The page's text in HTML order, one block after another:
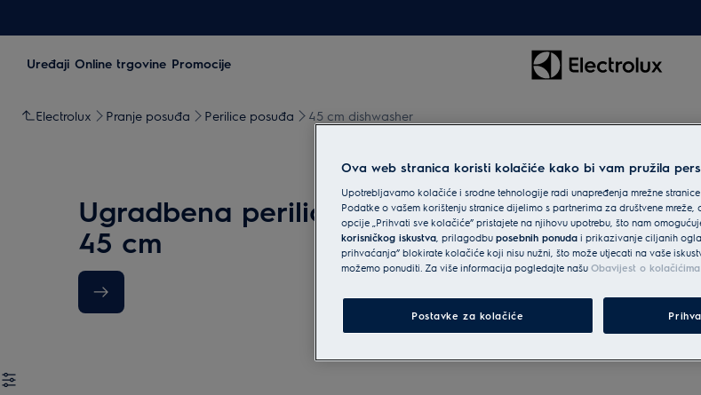
Uređaji Online trgovine Promocije
Electrolux Pranje posuđa Perilice posuđa 45 cm dishwasher
Ugradbena perilica posuđa širine
45 cm
Ova web stranica koristi kolačiće kako bi vam pružila
Upotrebljavamo kolačiće i srodne tehnologije radi unapređenja mrežne
Podatke o vašem korištenju stranice dijelimo s partnerima za društvene
opcije „Prihvati sve kolačiće” pristajete na njihovu upotrebu, što nam
korisničkog iskustva, prilagodbu posebnih ponuda i prikazivanje ciljanih
prihvaćanja” blokirate kolačiće koji nisu nužni, što može utjecati na vaše
možemo ponuditi. Za više informacija pogledajte našu Obavijest o kolačićima
Postavke za kolačiće